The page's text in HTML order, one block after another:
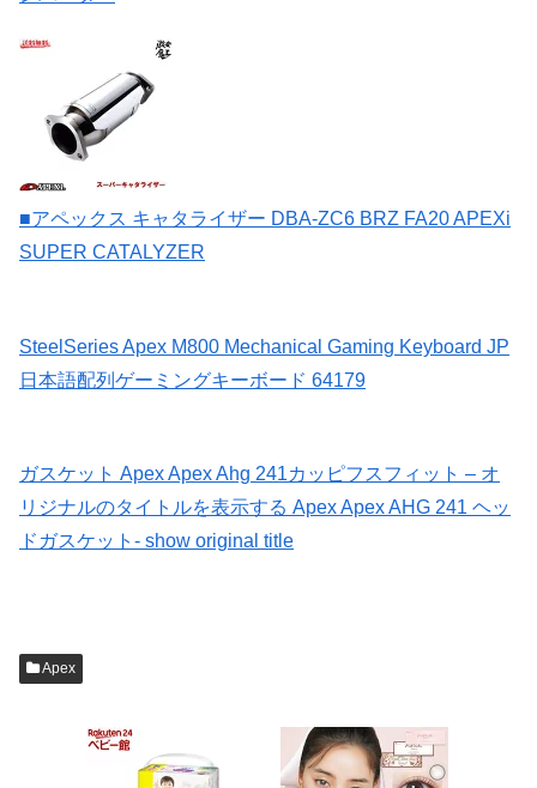
■アペックス キャタライザー DBA-ZC6 BRZ FA20 APEXi
SUPER CATALYZER
SteelSeries Apex M800 Mechanical Gaming Keyboard JP
日本語配列ゲーミングキーボード 64179
ガスケット Apex Apex Ahg 241カッピフスフィット – オ
リジナルのタイトルを表示する Apex Apex AHG 241 ヘッ
ドガスケット- show original title
Apex